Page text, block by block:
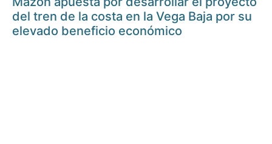
del tren de la costa en la Vega Baja por su
elevado beneficio económico